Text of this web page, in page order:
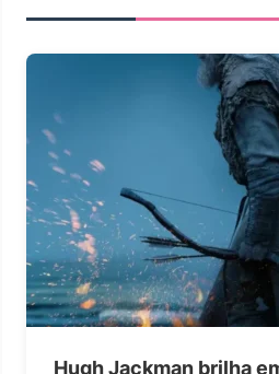
Hugh Jackman brilha